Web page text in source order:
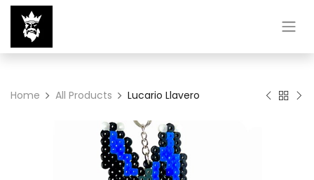
Home All Products Lucario Llavero